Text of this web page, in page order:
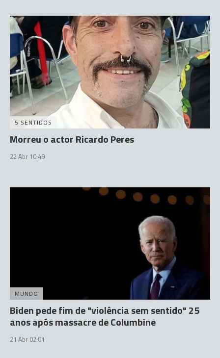
5 SENTIDOS
Morreu o actor Ricardo Peres
22 Abr 10:49
MUNDO
Biden pede fim de "violência sem sentido" 25
anos após massacre de Columbine
21 Abr 02:01